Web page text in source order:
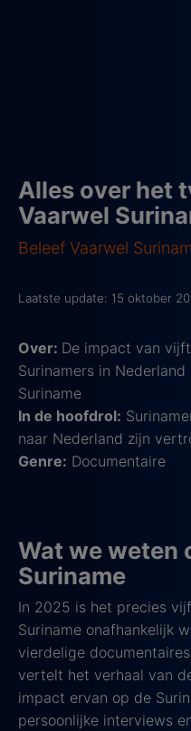
Alles over het
Vaarwel
Beleef Vaarwel
Laatste update: 15 oktober
Over: De impact van
Surinamers in
Suriname
In de hoofdrol:
naar Nederland zijn
Genre: Documentaire
Wat we weten
Suriname
In 2025 is het precies
Suriname onafhankelijk
vierdelige
vertelt het verhaal van
impact ervan op de
persoonlijke interviews